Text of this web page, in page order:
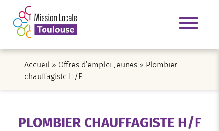
Accueil » Offres d’emploi Jeunes » Plombier
chauffagiste H/F
PLOMBIER CHAUFFAGISTE H/F